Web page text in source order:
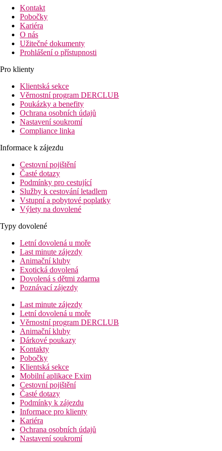
Kontakt
Pobočky
Kariéra
O nás
Užitečné dokumenty
Prohlášení o přístupnosti
Pro klienty
Klientská sekce
Věrnostní program DERCLUB
Poukázky a benefity
Ochrana osobních údajů
Nastavení soukromí
Compliance linka
Informace k zájezdu
Cestovní pojištění
Časté dotazy
Podmínky pro cestující
Služby k cestování letadlem
Vstupní a pobytové poplatky
Výlety na dovolené
Typy dovolené
Letní dovolená u moře
Last minute zájezdy
Animační kluby
Exotická dovolená
Dovolená s dětmi zdarma
Poznávací zájezdy
Last minute zájezdy
Letní dovolená u moře
Věrnostní program DERCLUB
Animační kluby
Dárkové poukazy
Kontakty
Pobočky
Klientská sekce
Mobilní aplikace Exim
Cestovní pojištění
Časté dotazy
Podmínky k zájezdu
Informace pro klienty
Kariéra
Ochrana osobních údajů
Nastavení soukromí